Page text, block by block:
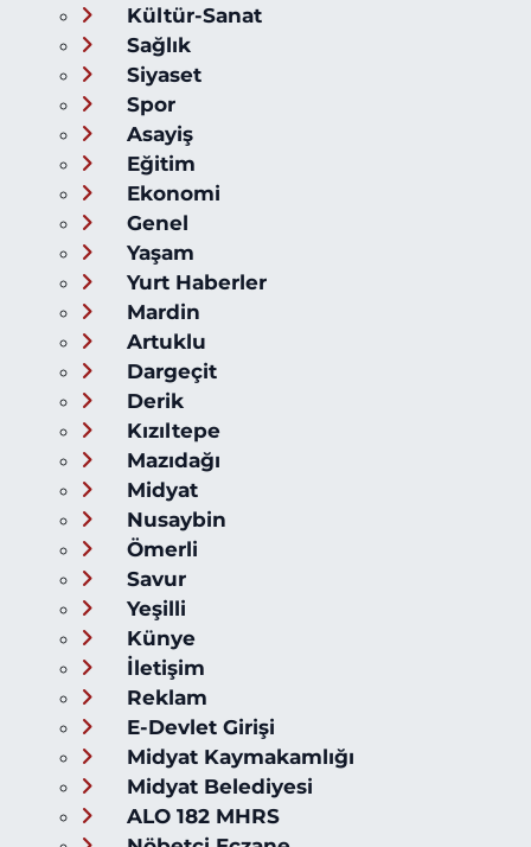
Kültür-Sanat
Sağlık
Siyaset
Spor
Asayiş
Eğitim
Ekonomi
Genel
Yaşam
Yurt Haberler
Mardin
Artuklu
Dargeçit
Derik
Kızıltepe
Mazıdağı
Midyat
Nusaybin
Ömerli
Savur
Yeşilli
Künye
İletişim
Reklam
E-Devlet Girişi
Midyat Kaymakamlığı
Midyat Belediyesi
ALO 182 MHRS